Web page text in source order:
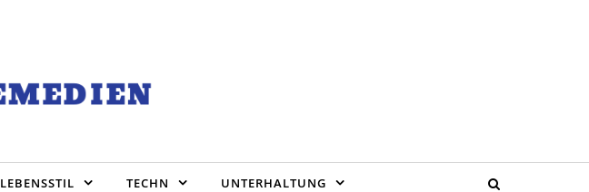
LEBENSSTIL TECHN UNTERHALTUNG